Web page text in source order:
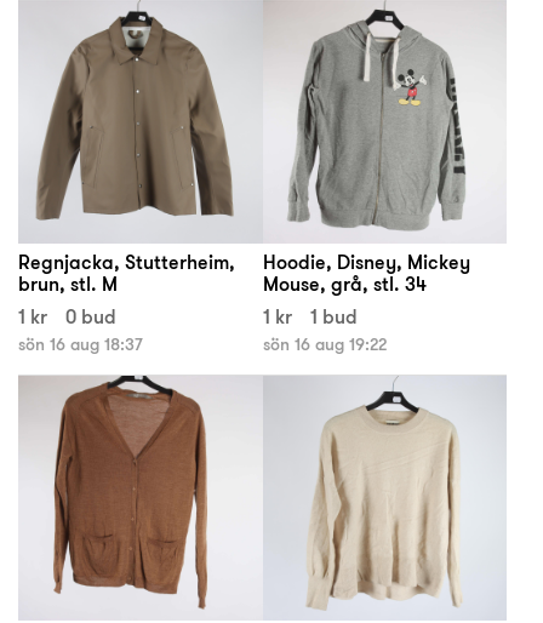
Regnjacka, Stutterheim,
brun, stl. M
1 kr
0 bud
sön 16 aug 18:37
Hoodie, Disney, Mickey
Mouse, grå, stl. 34
1 kr
1 bud
sön 16 aug 19:22